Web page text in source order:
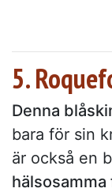
5.
Denna
bara för sin
är också en